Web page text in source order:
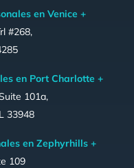
en Venice +
#268,
en Port Charlotte +
101a,
33948
en Zephyrhills +
109